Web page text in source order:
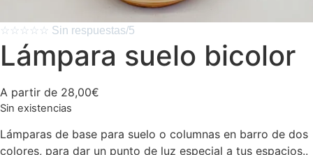
☆☆☆☆☆ Sin respuestas/5
Lámpara suelo bicolor
A partir de 28,00€
Sin existencias
Lámparas de base para suelo o columnas en barro de dos
colores, para dar un punto de luz especial a tus espacios..